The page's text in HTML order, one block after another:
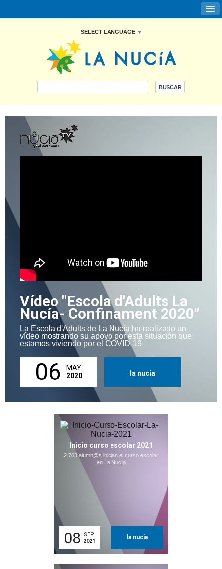
SELECT LANGUAGE ▼
Vídeo "Escola d'Adults La
Nucía- Confinament 2020"
La Escola d'Adults de La Nucía ha realizado un
vídeo mostrando su apoyo por esta situación que
estamos viviendo por el COVID-19
06
MAY.
2020
la nucia
Inicio curso escolar 2021
2.763 alumn@s inician el curso escolar
en La Nucía
08
SEP.
2021
la nucia